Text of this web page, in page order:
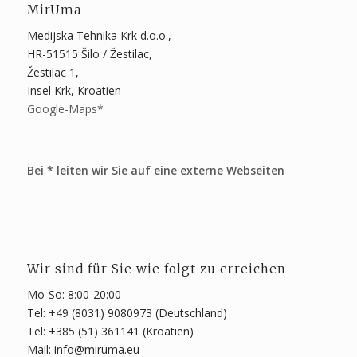
MirUma
Medijska Tehnika Krk d.o.o.,
HR-51515 Šilo / Žestilac,
Žestilac 1,
Insel Krk, Kroatien
Google-Maps*
Bei * leiten wir Sie auf eine externe Webseiten
Wir sind für Sie wie folgt zu erreichen
Mo-So: 8:00-20:00
Tel: +49 (8031) 9080973 (Deutschland)
Tel: +385 (51) 361141 (Kroatien)
Mail: info@miruma.eu